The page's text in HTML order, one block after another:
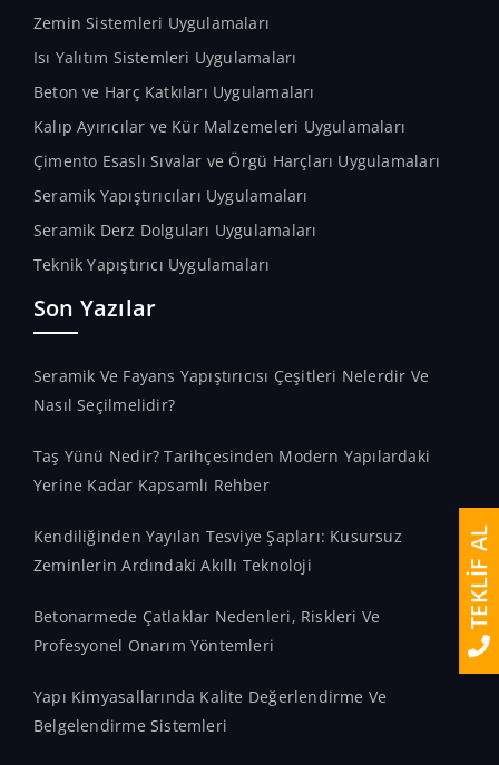
Zemin Sistemleri Uygulamaları
Isı Yalıtım Sistemleri Uygulamaları
Beton ve Harç Katkıları Uygulamaları
Kalıp Ayırıcılar ve Kür Malzemeleri Uygulamaları
Çimento Esaslı Sıvalar ve Örgü Harçları Uygulamaları
Seramik Yapıştırıcıları Uygulamaları
Seramik Derz Dolguları Uygulamaları
Teknik Yapıştırıcı Uygulamaları
Son Yazılar
Seramik Ve Fayans Yapıştırıcısı Çeşitleri Nelerdir Ve
Nasıl Seçilmelidir?
Taş Yünü Nedir? Tarihçesinden Modern Yapılardaki
Yerine Kadar Kapsamlı Rehber
Kendiliğinden Yayılan Tesviye Şapları: Kusursuz
Zeminlerin Ardındaki Akıllı Teknoloji
Betonarmede Çatlaklar Nedenleri, Riskleri Ve
Profesyonel Onarım Yöntemleri
Yapı Kimyasallarında Kalite Değerlendirme Ve
Belgelendirme Sistemleri
TEKLİF AL